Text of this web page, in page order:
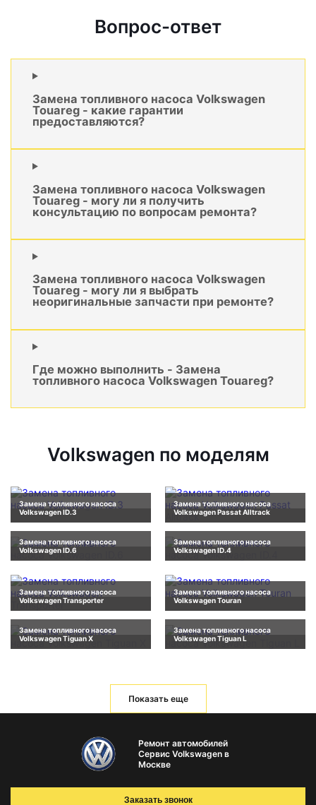
Вопрос-ответ
Замена топливного насоса Volkswagen
Touareg - какие гарантии
предоставляются?
Замена топливного насоса Volkswagen
Touareg - могу ли я получить
консультацию по вопросам ремонта?
Замена топливного насоса Volkswagen
Touareg - могу ли я выбрать
неоригинальные запчасти при ремонте?
Где можно выполнить - Замена
топливного насоса Volkswagen Touareg?
Volkswagen по моделям
Замена топливного насоса
Volkswagen ID.3
Замена топливного насоса
Volkswagen Passat Alltrack
Замена топливного насоса
Volkswagen ID.6
Замена топливного насоса
Volkswagen ID.4
Замена топливного насоса
Volkswagen Transporter
Замена топливного насоса
Volkswagen Touran
Замена топливного насоса
Volkswagen Tiguan X
Замена топливного насоса
Volkswagen Tiguan L
Показать еще
Ремонт автомобилей
Сервис Volkswagen в
Москве
Заказать звонок